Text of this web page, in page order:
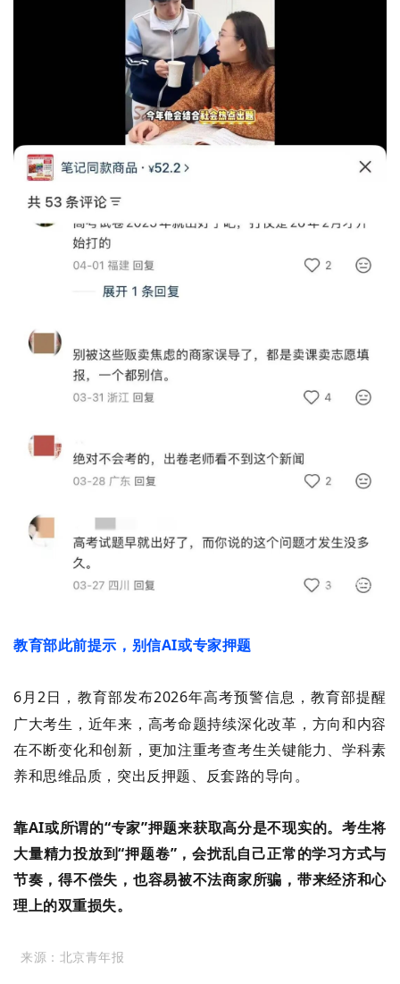
教育部此前提示，别信AI或专家押题
6月2日，教育部发布2026年高考预警信息，教育部提醒
广大考生，近年来，高考命题持续深化改革，方向和内容
在不断变化和创新，更加注重考查考生关键能力、学科素
养和思维品质，突出反押题、反套路的导向。
靠AI或所谓的“专家”押题来获取高分是不现实的。考生将
大量精力投放到“押题卷” ，会扰乱自己正常的学习方式与
节奏，得不偿失，也容易被不法商家所骗，带来经济和心
理上的双重损失。
来源：北京青年报